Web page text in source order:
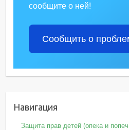
сообщите о ней!
Сообщить о
Навигация
Защита прав детей (опека и